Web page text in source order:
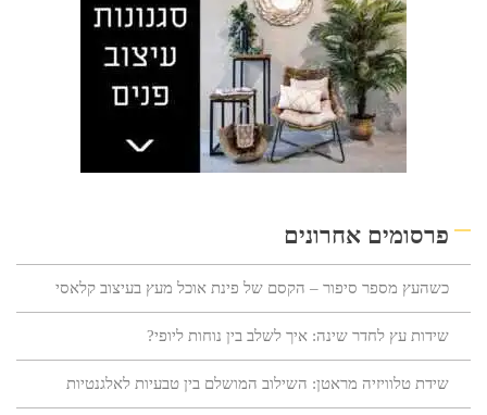
פרסומים אחרונים
כשהעץ מספר סיפור – הקסם של פינת אוכל מעץ בעיצוב קלאסי
שידות עץ לחדר שינה: איך לשלב בין נוחות ליופי?
שידת טלוויזיה מראטן: השילוב המושלם בין טבעיות לאלגנטיות